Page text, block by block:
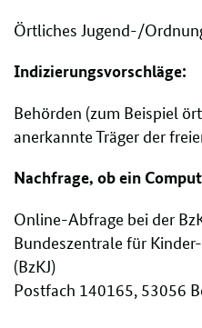
Örtliches Jugend-/
Indizierungsvorschläge:
Behörden (zum Beispiel
anerkannte Träger der
Nachfrage, ob ein
Online-Abfrage bei der
Bundeszentrale für
(BzKJ)
Postfach 140165, 53056